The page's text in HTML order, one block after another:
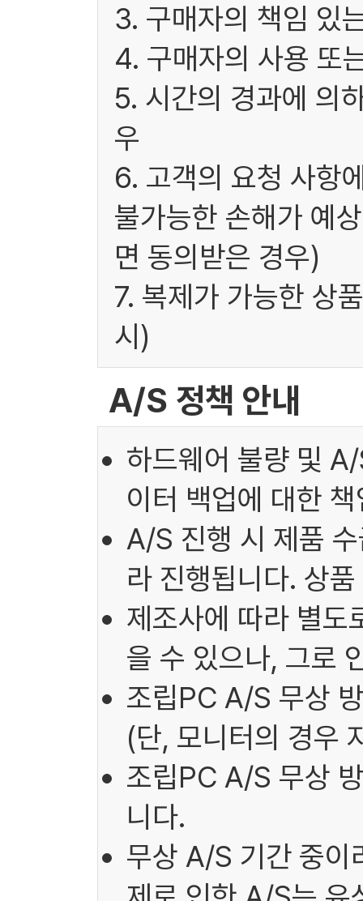
3. 구매자의 책임 있
4. 구매자의 사용 또
5. 시간의 경과에 의
우
6. 고객의 요청 사항
불가능한 손해가 예
면 동의받은 경우)
7. 복제가 가능한 상
시)
A/S 정책 안내
하드웨어 불량 및
이터 백업에 대한
A/S 진행 시 제품
라 진행됩니다. 상
제조사에 따라 별
을 수 있으나, 그로
조립PC A/S 무상
(단, 모니터의 경우
조립PC A/S 무상
니다.
무상 A/S 기간 중이